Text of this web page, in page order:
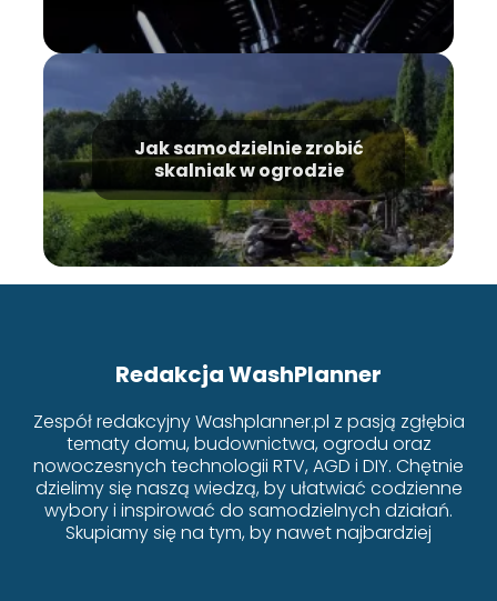
Jak samodzielnie zrobić
skalniak w ogrodzie
Redakcja WashPlanner
Zespół redakcyjny Washplanner.pl z pasją zgłębia
tematy domu, budownictwa, ogrodu oraz
nowoczesnych technologii RTV, AGD i DIY. Chętnie
dzielimy się naszą wiedzą, by ułatwiać codzienne
wybory i inspirować do samodzielnych działań.
Skupiamy się na tym, by nawet najbardziej